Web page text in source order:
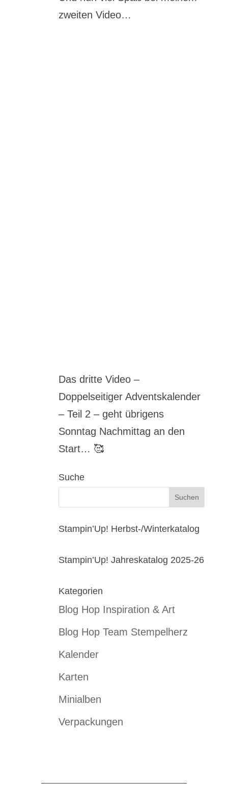
zweiten Video…
Das dritte Video –
Doppelseitiger Adventskalender
– Teil 2 – geht übrigens
Sonntag Nachmittag an den
Start… 🥰
Suche
Stampin’Up! Herbst-/Winterkatalog
Stampin’Up! Jahreskatalog 2025-26
Kategorien
Blog Hop Inspiration & Art
Blog Hop Team Stempelherz
Kalender
Karten
Minialben
Verpackungen